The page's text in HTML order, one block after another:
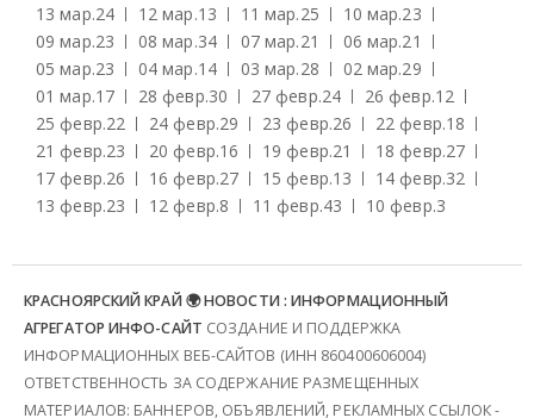
13 мар.24 12 мар.13 11 мар.25 10 мар.23
09 мар.23 08 мар.34 07 мар.21 06 мар.21
05 мар.23 04 мар.14 03 мар.28 02 мар.29
01 мар.17 28 февр.30 27 февр.24 26 февр.12
25 февр.22 24 февр.29 23 февр.26 22 февр.18
21 февр.23 20 февр.16 19 февр.21 18 февр.27
17 февр.26 16 февр.27 15 февр.13 14 февр.32
13 февр.23 12 февр.8 11 февр.43 10 февр.3
КРАСНОЯРСКИЙ КРАЙ 🌍 НОВОСТИ : ИНФОРМАЦИОННЫЙ
АГРЕГАТОР ИНФО-САЙТ СОЗДАНИЕ И ПОДДЕРЖКА
ИНФОРМАЦИОННЫХ ВЕБ-САЙТОВ (ИНН 860400606004)
ОТВЕТСТВЕННОСТЬ ЗА СОДЕРЖАНИЕ РАЗМЕЩЕННЫХ
МАТЕРИАЛОВ: БАННЕРОВ, ОБЪЯВЛЕНИЙ, РЕКЛАМНЫХ ССЫЛОК -